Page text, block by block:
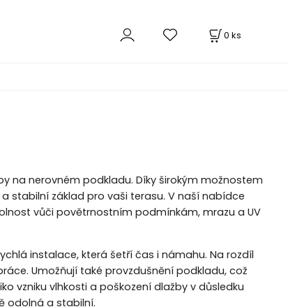
0 ks
na nerovném podkladu. Díky širokým možnostem
stabilní základ pro vaši terasu. V naší nabídce
vůči povětrnostním podmínkám, mrazu a UV
instalace, která šetří čas i námahu. Na rozdíl
Umožňují také provzdušnění podkladu, což
vzniku vlhkosti a poškození dlažby v důsledku
odolná a stabilní.